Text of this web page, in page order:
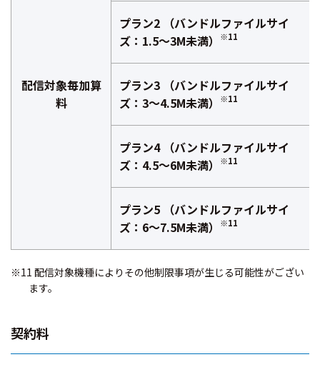
配信対象毎加算
料
プラン2 （バンドルファイルサイ
ズ：1.5～3M未満）
※11
プラン3 （バンドルファイルサイ
ズ：3～4.5M未満）
※11
プラン4 （バンドルファイルサイ
ズ：4.5～6M未満）
※11
プラン5 （バンドルファイルサイ
ズ：6～7.5M未満）
※11
※11 配信対象機種によりその他制限事項が生じる可能性がござい
ます。
契約料